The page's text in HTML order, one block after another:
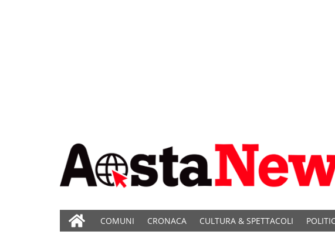
COMUNI CRONACA CULTURA & SPETTACOLI